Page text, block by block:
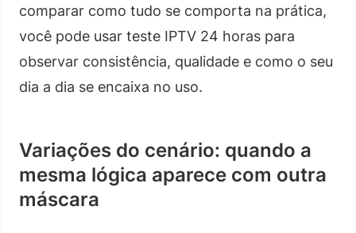
comparar como tudo se comporta na prática,
você pode usar teste IPTV 24 horas para
observar consistência, qualidade e como o seu
dia a dia se encaixa no uso.
Variações do cenário: quando a
mesma lógica aparece com outra
máscara